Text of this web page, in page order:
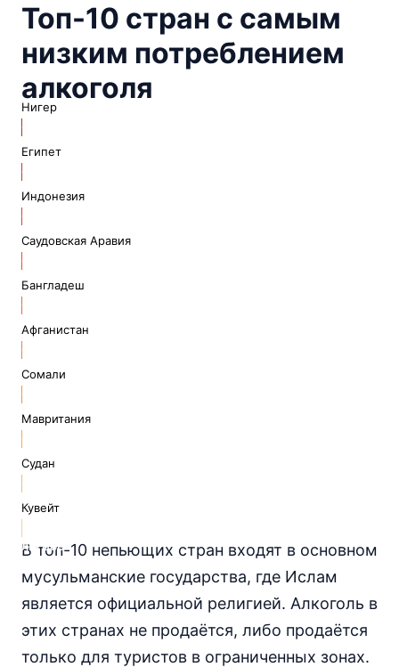
Топ-10 стран с самым
низким потреблением
алкоголя
Нигер
0.1
литров
Египет
0.1
литров
Индонезия
0.1
литров
Саудовская Аравия
0.1
литров
Бангладеш
0.1
литров
Афганистан
0.1
литров
Сомали
0.1
литров
Мавритания
0.1
литров
Судан
литров
Кувейт
литров
В топ-10 непьющих стран входят в основном
мусульманские государства, где Ислам
является официальной религией. Алкоголь в
этих странах не продаётся, либо продаётся
только для туристов в ограниченных зонах.